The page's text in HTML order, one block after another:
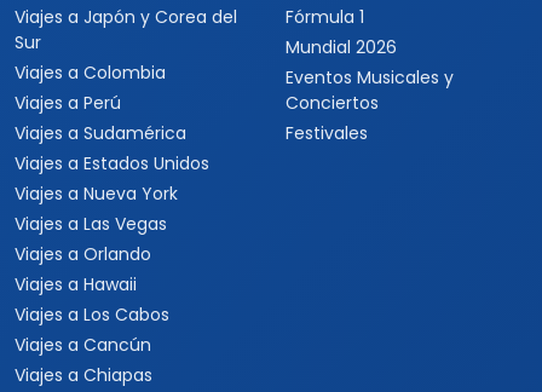
Viajes a Japón y Corea del
Sur
Viajes a Colombia
Viajes a Perú
Viajes a Sudamérica
Viajes a Estados Unidos
Viajes a Nueva York
Viajes a Las Vegas
Viajes a Orlando
Viajes a Hawaii
Viajes a Los Cabos
Viajes a Cancún
Viajes a Chiapas
Fórmula 1
Mundial 2026
Eventos Musicales y
Conciertos
Festivales